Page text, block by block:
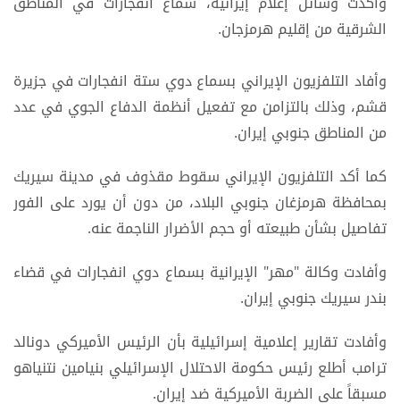
⁠الشرقية ​من إقليم هرمزجان.
وأفاد التلفزيون الإيراني بسماع دوي ستة انفجارات في جزيرة
قشم، وذلك بالتزامن مع تفعيل أنظمة الدفاع الجوي في عدد
من المناطق جنوبي إيران.
كما أكد التلفزيون الإيراني سقوط مقذوف في مدينة سيريك
بمحافظة هرمزغان جنوبي البلاد، من دون أن يورد على الفور
تفاصيل بشأن طبيعته أو حجم الأضرار الناجمة عنه.
وأفادت وكالة "مهر" الإيرانية بسماع دوي انفجارات في قضاء
بندر سيريك جنوبي إيران.
وأفادت تقارير إعلامية إسرائيلية بأن الرئيس الأميركي دونالد
ترامب أطلع رئيس حكومة الاحتلال الإسرائيلي بنيامين نتنياهو
مسبقاً على الضربة الأميركية ضد إيران.